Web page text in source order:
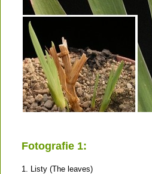
Fotografie 1:
1. Listy (The leaves)